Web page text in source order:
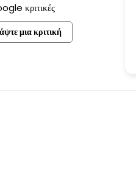
κριτικές
μια κριτική